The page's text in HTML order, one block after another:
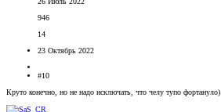
946
14
23 Октябрь 2022
#10
Круто конечно, но не надо исключать, что челу тупо фортануло)